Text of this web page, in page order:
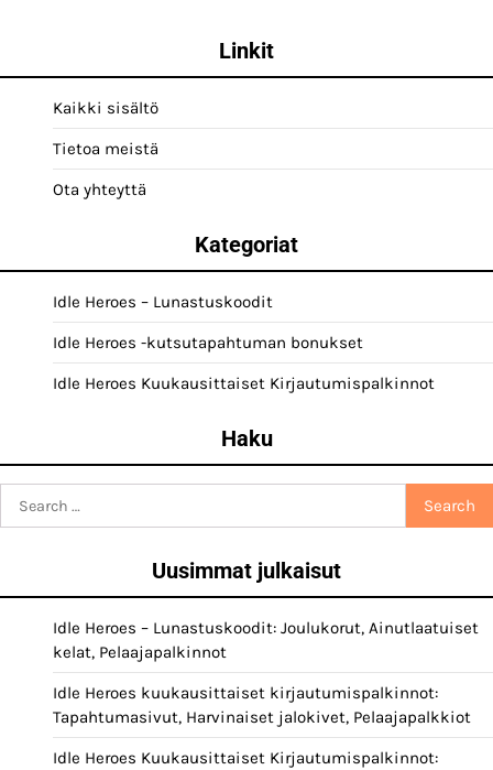
Linkit
Kaikki sisältö
Tietoa meistä
Ota yhteyttä
Kategoriat
Idle Heroes – Lunastuskoodit
Idle Heroes -kutsutapahtuman bonukset
Idle Heroes Kuukausittaiset Kirjautumispalkinnot
Haku
for:
Uusimmat julkaisut
Idle Heroes – Lunastuskoodit: Joulukorut, Ainutlaatuiset
kelat, Pelaajapalkinnot
Idle Heroes kuukausittaiset kirjautumispalkinnot:
Tapahtumasivut, Harvinaiset jalokivet, Pelaajapalkkiot
Idle Heroes Kuukausittaiset Kirjautumispalkinnot: